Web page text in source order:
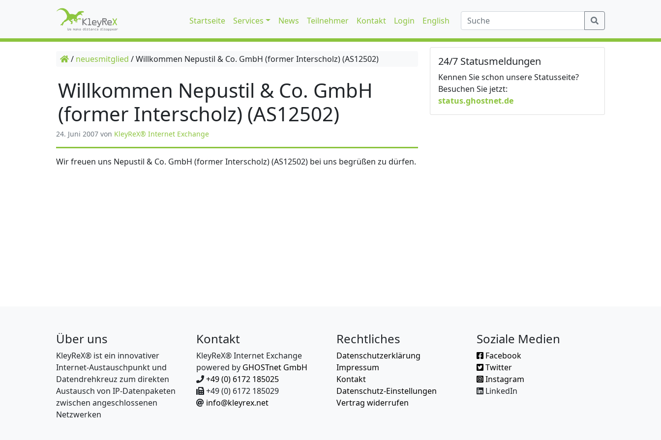
Startseite Services News Teilnehmer Kontakt Login English
/ neuesmitglied /Willkommen Nepustil & Co. GmbH (former Interscholz) (AS12502)
Willkommen Nepustil & Co. GmbH
(former Interscholz) (AS12502)
24. Juni 2007 von KleyReX® Internet Exchange
Wir freuen uns Nepustil & Co. GmbH (former Interscholz) (AS12502) bei uns begrüßen zu dürfen.
24/7 Statusmeldungen
Kennen Sie schon unsere Statusseite?
Besuchen Sie jetzt:
status.ghostnet.de
Über uns
KleyReX® ist ein innovativer
Internet-Austauschpunkt und
Datendrehkreuz zum direkten
Austausch von IP-Datenpaketen
zwischen angeschlossenen
Netzwerken
Kontakt
KleyReX® Internet Exchange
powered by GHOSTnet GmbH
+49 (0) 6172 185025
+49 (0) 6172 185029
info@kleyrex.net
Rechtliches
Datenschutzerklärung
Impressum
Kontakt
Datenschutz-Einstellungen
Vertrag widerrufen
Soziale Medien
Facebook
Twitter
Instagram
LinkedIn